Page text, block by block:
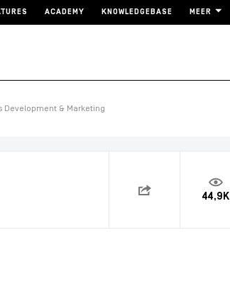
ACADEMY KNOWLEDGEBASE MEER
Development & Marketing
44,9K